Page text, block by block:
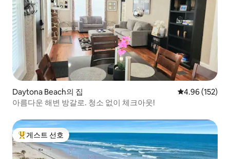
Daytona Beach의 집 평점 4.96점(5
4.96 (152)
아름다운 해변 방갈로. 청소 없이 체크아웃!
상위 게스트 선호
게스트 선호